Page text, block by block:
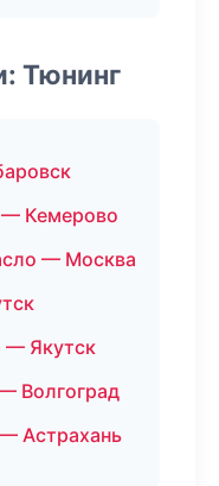
Тюнинг
Кемерово
— Москва
— Якутск
Волгоград
Астрахань